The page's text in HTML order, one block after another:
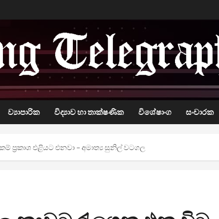
ව්‍යාපාරික විද්‍යාව හා තාක්ෂණික විශේෂාංග සංචාරක
ප්‍රකාශ එළියට එනවා – අමාත්‍ය සුනිල් වටගල